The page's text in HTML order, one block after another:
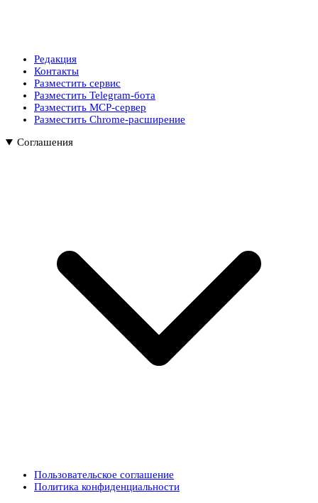
Редакция
Контакты
Разместить сервис
Разместить Telegram-бота
Разместить MCP-сервер
Разместить Chrome-расширение
Соглашения
Пользовательское соглашение
Политика конфиденциальности